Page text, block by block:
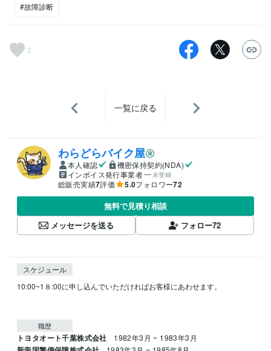
#故障診断
2
一覧に戻る
わらどらバイク屋
本人確認
機密保持契約(NDA)
インボイス発行事業者
未登録
総販売実績7評価 5.0フォロワー72
無料で見積り相談
メッセージを送る
フォロー72
スケジュール
10:00~1８:00に申し込んでいただければお客様にあわせます。
職歴
トヨタオート千葉株式会社 1982年3月 ~ 1983年3月